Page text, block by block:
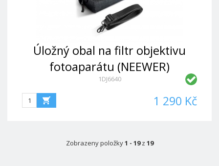
Úložný obal na filtr objektivu
fotoaparátu (NEEWER)
1DJ6640
1 290 Kč
Zobrazeny položky1 - 19z 19